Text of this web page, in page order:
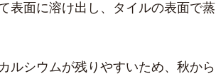
表面に溶け出し、タイルの表面で蒸
ルシウムが残りやすいため、秋から